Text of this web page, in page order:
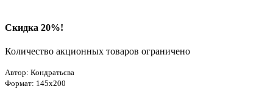
Скидка 20%!
Количество акционных товаров ограничено
Автор: Кондратьєва
Формат: 145х200